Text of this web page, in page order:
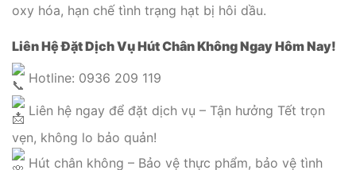
oxy hóa, hạn chế tình trạng hạt bị hôi dầu.
Liên Hệ Đặt Dịch Vụ Hút Chân KhôngNgay Hôm Nay!
Hotline: 0936 209 119
Liên hệ ngay để đặt dịch vụ – Tận hưởng Tết trọn
vẹn, không lo bảo quản!
Hút chân không – Bảo vệ thực phẩm, bảo vệ tình